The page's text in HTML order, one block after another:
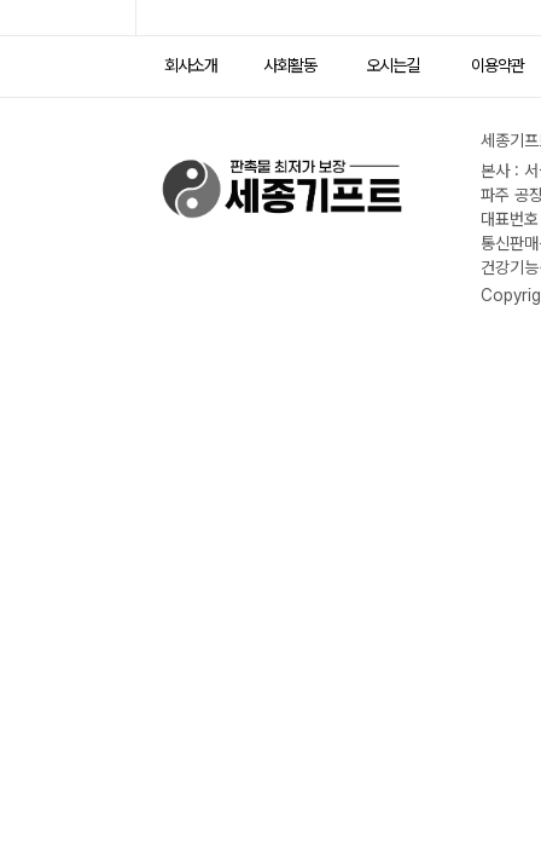
회사소개 사회활동 오시는길 이용약관
세종기
본사 :
파주 공
대표번
통신판
건강기